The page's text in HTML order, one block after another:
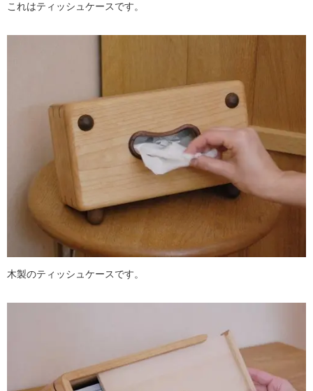
これはティッシュケースです。
木製のティッシュケースです。